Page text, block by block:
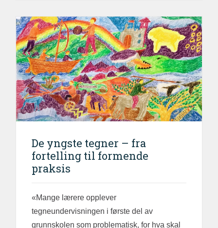
De yngste tegner – fra
fortelling til formende
praksis
«Mange lærere opplever
tegneundervisningen i første del av
grunnskolen som problematisk, for hva skal